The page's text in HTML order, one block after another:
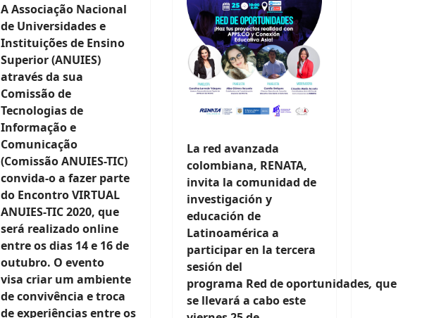
A Associação Nacional
de Universidades e
Instituições de Ensino
Superior (ANUIES)
através da sua
Comissão de
Tecnologias de
Informação e
Comunicação
(Comissão ANUIES-TIC)
convida-o a fazer parte
do Encontro VIRTUAL
ANUIES-TIC 2020, que
será realizado online
entre os dias 14 e 16 de
outubro. O evento
visa criar um ambiente
de convivência e troca
de experiências entre os
La red avanzada
colombiana, RENATA,
invita la comunidad de
investigación y
educación de
Latinoamérica a
participar en la tercera
sesión del
programa Red de oportunidades, que
se llevará a cabo este